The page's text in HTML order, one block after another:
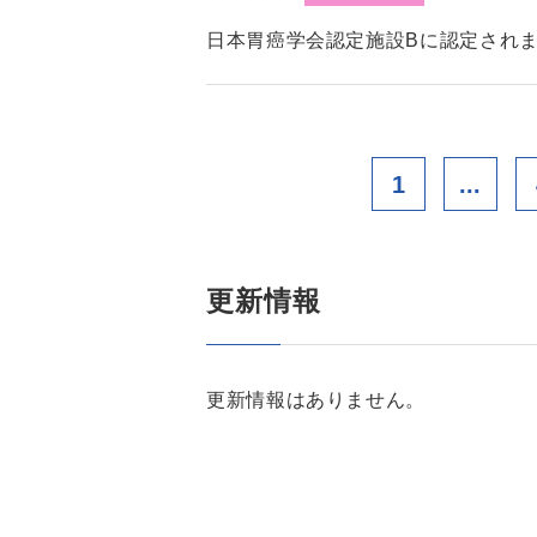
日本胃癌学会認定施設Bに認定され
1 ...
更新情報
更新情報はありません。